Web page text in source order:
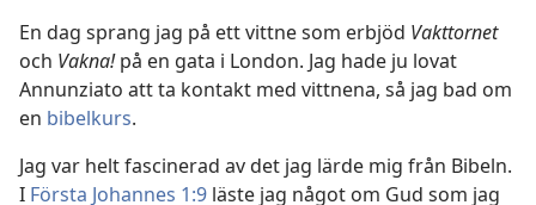
En dag sprang jag på ett vittne som erbjöd Vakttornet
och Vakna!på en gata i London. Jag hade ju lovat
Annunziato att ta kontakt med vittnena, så jag bad om
en bibelkurs.
Jag var helt fascinerad av det jag lärde mig från Bibeln.
I Första Johannes 1:9 läste jag något om Gud som jag